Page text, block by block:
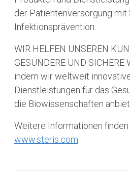
der Patientenversorgung mit
Infektionsprävention.
WIR HELFEN UNSEREN
GESÜNDERE UND SICHERE
indem wir weltweit
Dienstleistungen für das
die Biowissenschaften
Weitere Informationen
www.steris.com